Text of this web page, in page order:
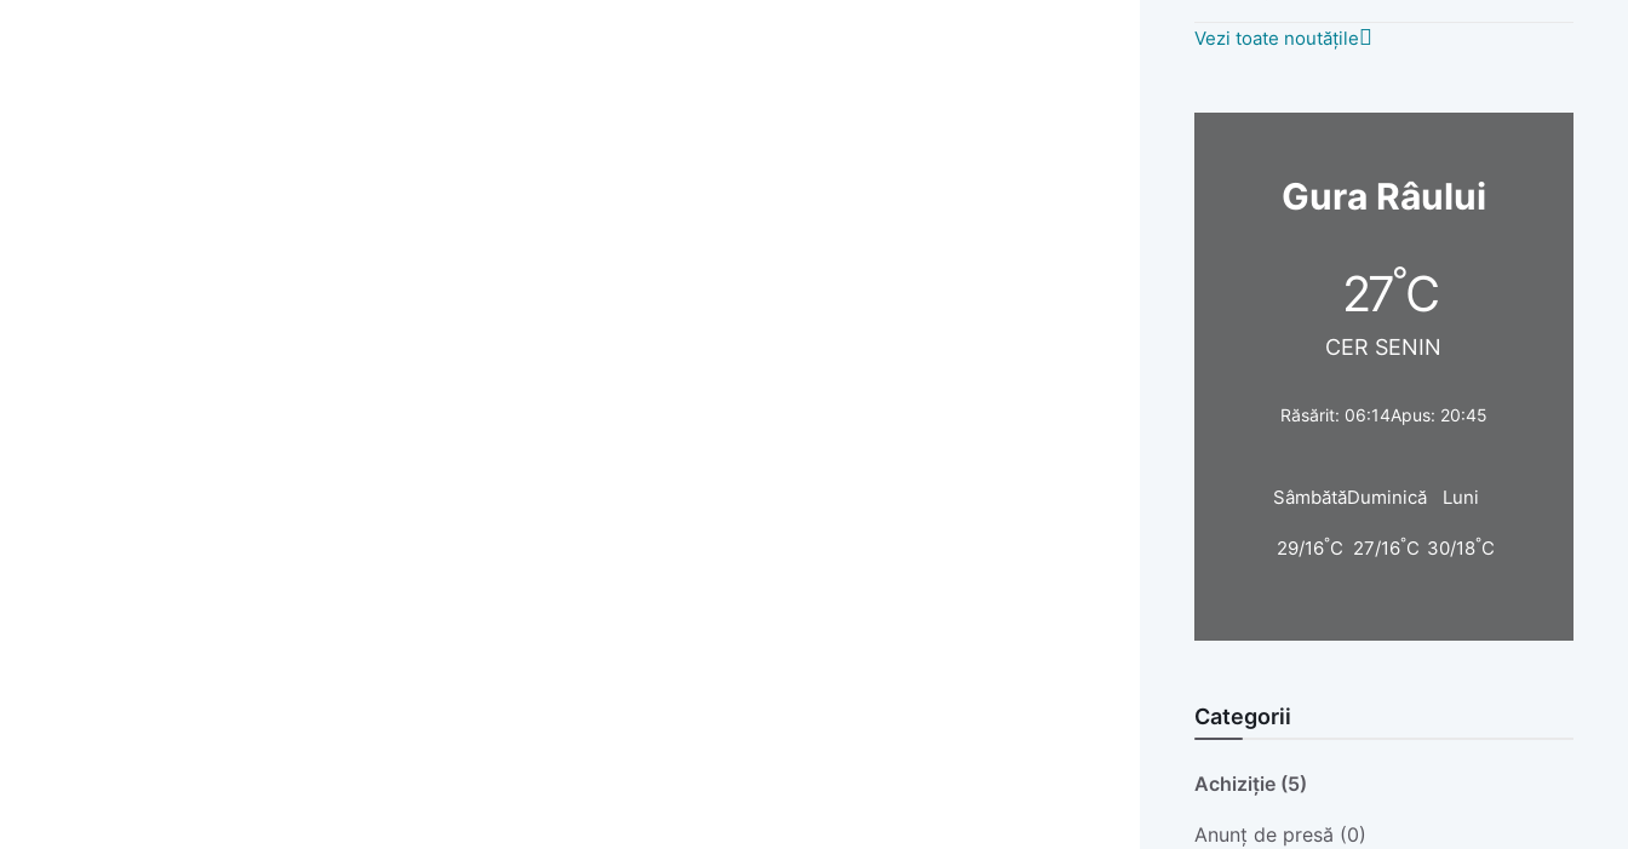
Vezi toate noutățile
Gura Râului
27°C
CER SENIN
Răsărit: 06:14Apus: 20:45
Sâmbătă
29/16°C
Duminică
27/16°C
Luni
30/18°C
Categorii
Achiziție (5)
Anunț de presă (0)